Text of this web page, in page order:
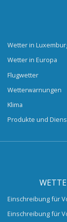
Wetter in
Wetter in Europa
Flugwetter
Wetterwarnungen
Klima
Produkte und
Einschreibung für
Einschreibung für